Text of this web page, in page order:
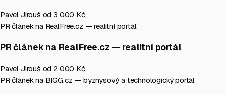
Pavel Jirouš od 3 000 Kč
PR článek na RealFree.cz — realitní portál
PR článek na RealFree.cz — realitní portál
Pavel Jirouš od 2 000 Kč
PR článek na BIGG.cz — byznysový a technologický portál